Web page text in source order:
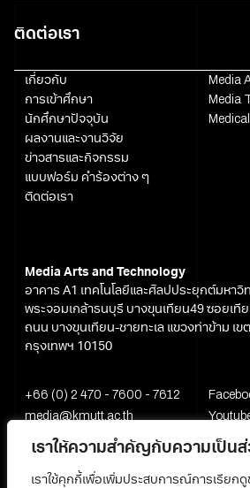
เราให้ความสำคัญกับความเป็
เราใช้คุกกี้เพื่อเพิ่มประสบการณ์การเรียก
ติดต่อเรา
เกี่ยวกับ
การเข้าศึกษา
นักศึกษาปัจจุบัน
ผลงานและงานวิจัย
ข่าวสารและกิจกรรม
แบบฟอร์ม คำร้องต่าง ๆ
ติดต่อเรา
Media
Media
Media Arts and Technology
อาคาร A1 เทคโนโลยีและศิลปประยุกต์มหาวิ
พระจอมเกล้าธนบุรี บางขุนเทียน49 ซอยเทีย
ถนน บางขุนเทียน-ชายทะเล แขวงท่าข้าม เข
กรุงเทพฯ 10150
+66 (0) 2 470 - 7600 - 7612
media@kmutt.ac.th